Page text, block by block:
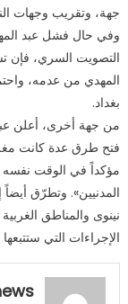
جهة، وتقريب وجهات
وفي حال فشل عبد
التصويت السري، فإن
المهدي من عدمه،
بغداد.
من جهة أخرى، أعلن
مؤكداً في الوقت نفسه
المدنيين». وتطرّق
نينوى والمناطق
الإجراءات التي